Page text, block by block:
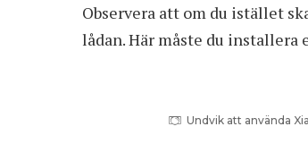
Observera att om du istället
lådan. Här måste du
Undvik att använda